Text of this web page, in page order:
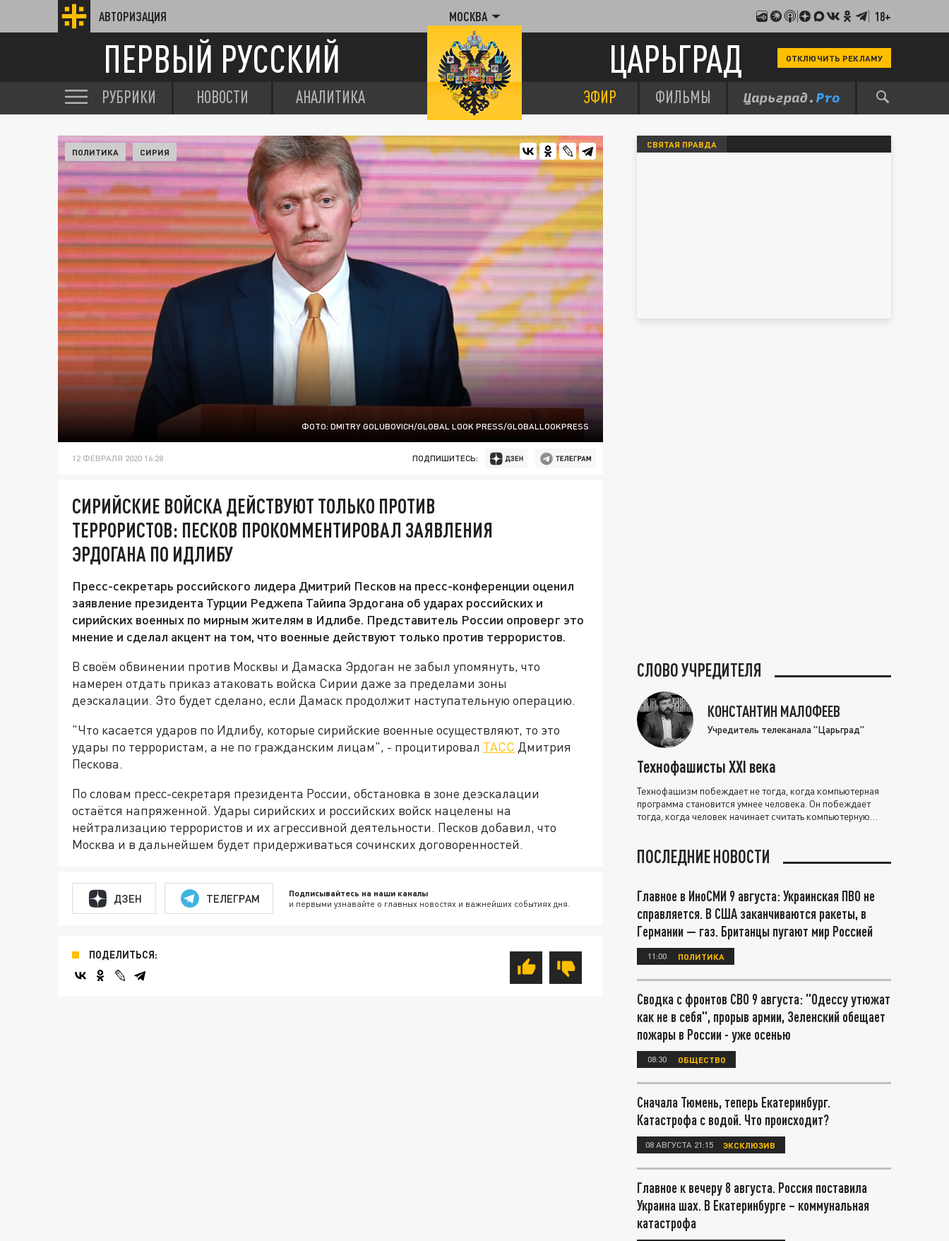
АВТОРИЗАЦИЯ МОСКВА 18+
ПЕРВЫЙ РУССКИЙ ЦАРЬГРАД ОТКЛЮЧИТЬ РЕКЛАМУ
РУБРИКИ НОВОСТИ АНАЛИТИКА ЭФИР ФИЛЬМЫ
ФОТО: DMITRY GOLUBOVICH/GLOBAL LOOK PRESS/GLOBALLOOKPRESS
ПОЛИТИКА СИРИЯ
12 ФЕВРАЛЯ 2020 16:28 ПОДПИШИТЕСЬ:
СИРИЙСКИЕ ВОЙСКА ДЕЙСТВУЮТ ТОЛЬКО ПРОТИВ
ТЕРРОРИСТОВ: ПЕСКОВ ПРОКОММЕНТИРОВАЛ ЗАЯВЛЕНИЯ
ЭРДОГАНА ПО ИДЛИБУ
Пресс-секретарь российского лидера Дмитрий Песков на пресс-конференции оценил
заявление президента Турции Реджепа Тайипа Эрдогана об ударах российских и
сирийских военных по мирным жителям в Идлибе. Представитель России опроверг это
мнение и сделал акцент на том, что военные действуют только против террористов.
В своём обвинении против Москвы и Дамаска Эрдоган не забыл упомянуть, что
намерен отдать приказ атаковать войска Сирии даже за пределами зоны
деэскалации. Это будет сделано, если Дамаск продолжит наступательную операцию.
"Что касается ударов по Идлибу, которые сирийские военные осуществляют, то это
удары по террористам, а не по гражданским лицам", - процитировал ТАСС Дмитрия
Пескова.
По словам пресс-секретаря президента России, обстановка в зоне деэскалации
остаётся напряженной. Удары сирийских и российских войск нацелены на
нейтрализацию террористов и их агрессивной деятельности. Песков добавил, что
Москва и в дальнейшем будет придерживаться сочинских договоренностей.
ДЗЕН ТЕЛЕГРАМ Подписывайтесь на наши каналы
и первыми узнавайте о главных новостях и важнейших событиях дня.
ПОДЕЛИТЬСЯ:
СВЯТАЯ ПРАВДА
СЛОВО УЧРЕДИТЕЛЯ
КОНСТАНТИН МАЛОФЕЕВ
Учредитель телеканала "Царьград"
Технофашисты XXI века
Технофашизм побеждает не тогда, когда компьютерная
программа становится умнее человека. Он побеждает
тогда, когда человек начинает считать компьютерную
ПОСЛЕДНИЕ НОВОСТИ
Главное в ИноСМИ 9 августа: Украинская ПВО не
справляется. В США заканчиваются ракеты, в
Германии — газ. Британцы пугают мир Россией
11:00 ПОЛИТИКА
Сводка с фронтов СВО 9 августа: "Одессу утюжат
как не в себя", прорыв армии, Зеленский обещает
пожары в России - уже осенью
08:30 ОБЩЕСТВО
Сначала Тюмень, теперь Екатеринбург.
Катастрофа с водой. Что происходит?
08 АВГУСТА 21:15 ЭКСКЛЮЗИВ
Главное к вечеру 8 августа. Россия поставила
Украина шах. В Екатеринбурге – коммунальная
катастрофа